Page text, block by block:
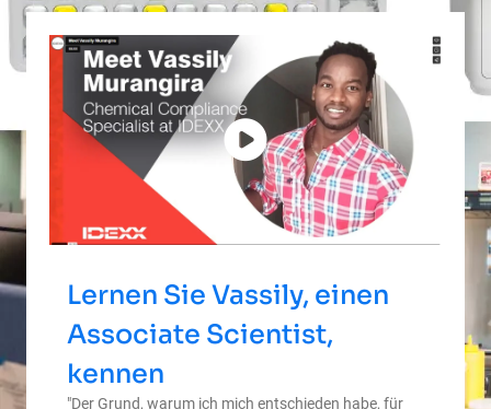
Lernen Sie Vassily, einen
Associate Scientist,
kennen
"Der Grund, warum ich mich entschieden habe, für